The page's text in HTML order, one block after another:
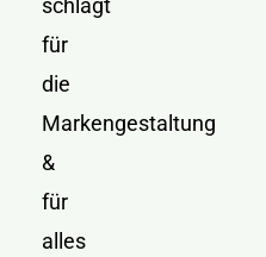
schlägt
für
die
Markengestaltung
&
für
alles